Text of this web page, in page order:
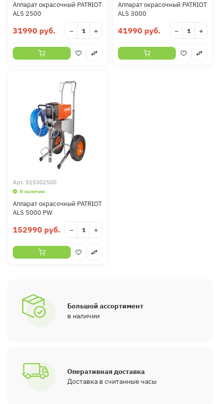
Аппарат окрасочный PATRIOT
ALS 2500
31990 руб. − +
Аппарат окрасочный PATRIOT
ALS 3000
41990 руб. − +
Арт. 515302500
В наличии
Аппарат окрасочный PATRIOT
ALS 5000 PW
152990 руб. − +
Большой ассортимент
в наличии
Оперативная доставка
Доставка в считанные часы